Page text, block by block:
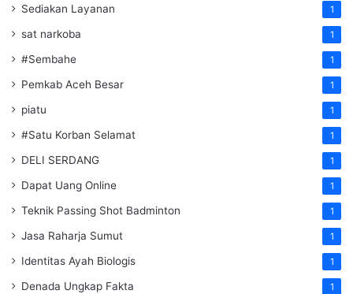
Sediakan Layanan 1
sat narkoba 1
#Sembahe 1
Pemkab Aceh Besar 1
piatu 1
#Satu Korban Selamat 1
DELI SERDANG 1
Dapat Uang Online 1
Teknik Passing Shot Badminton 1
Jasa Raharja Sumut 1
Identitas Ayah Biologis 1
Denada Ungkap Fakta 1